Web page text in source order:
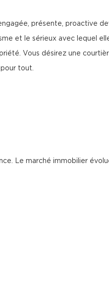
présente, proactive
et le sérieux avec lequel
Vous désirez une
tout.
Le marché immobilier